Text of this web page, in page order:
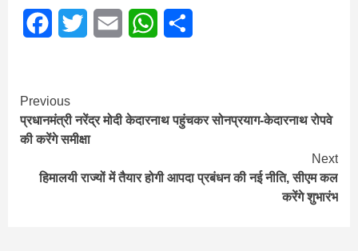
FacebookTwitter Email WhatsApp
Continue
Reading
Previous
प्रधानमंत्री नरेंद्र मोदी केदारनाथ पहुंचकर सोनप्रयाग-केदारनाथ रोपवे
की करेंगे समीक्षा
Next
हिमालयी राज्यों में तैयार होगी आपदा प्रबंधन की नई नीति, सीएम कल
करेंगे शुभारंभ